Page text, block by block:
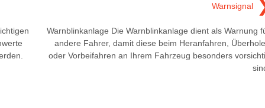
Warnsignal
Warnblinkanlage Die Warnblinkanlage dient als Warnung
andere Fahrer, damit diese beim Heranfahren,
oder Vorbeifahren an Ihrem Fahrzeug besonders